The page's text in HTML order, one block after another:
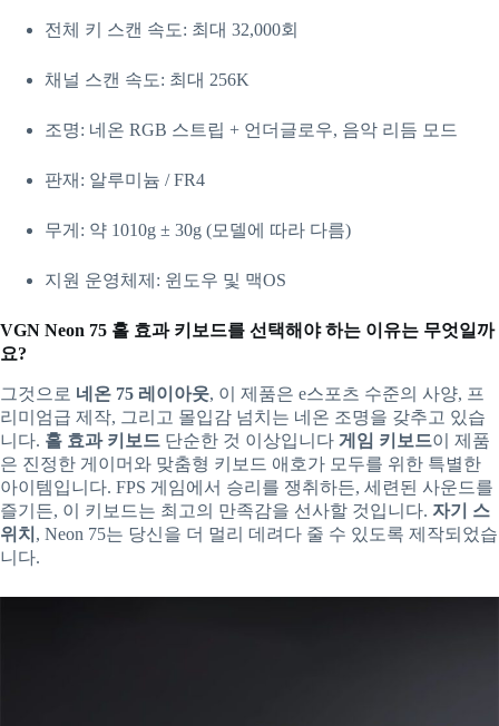
전체 키 스캔 속도: 최대 32,000회
채널 스캔 속도: 최대 256K
조명: 네온 RGB 스트립 + 언더글로우, 음악 리듬 모드
판재: 알루미늄 / FR4
무게: 약 1010g ± 30g (모델에 따라 다름)
지원 운영체제: 윈도우 및 맥OS
VGN Neon 75 홀 효과 키보드를 선택해야 하는 이유는 무엇일까
요?
그것으로 네온 75 레이아웃, 이 제품은 e스포츠 수준의 사양, 프
리미엄급 제작, 그리고 몰입감 넘치는 네온 조명을 갖추고 있습
니다. 홀 효과 키보드 단순한 것 이상입니다 게임 키보드이 제품
은 진정한 게이머와 맞춤형 키보드 애호가 모두를 위한 특별한
아이템입니다. FPS 게임에서 승리를 쟁취하든, 세련된 사운드를
즐기든, 이 키보드는 최고의 만족감을 선사할 것입니다. 자기 스
위치 , Neon 75는 당신을 더 멀리 데려다 줄 수 있도록 제작되었습
니다.